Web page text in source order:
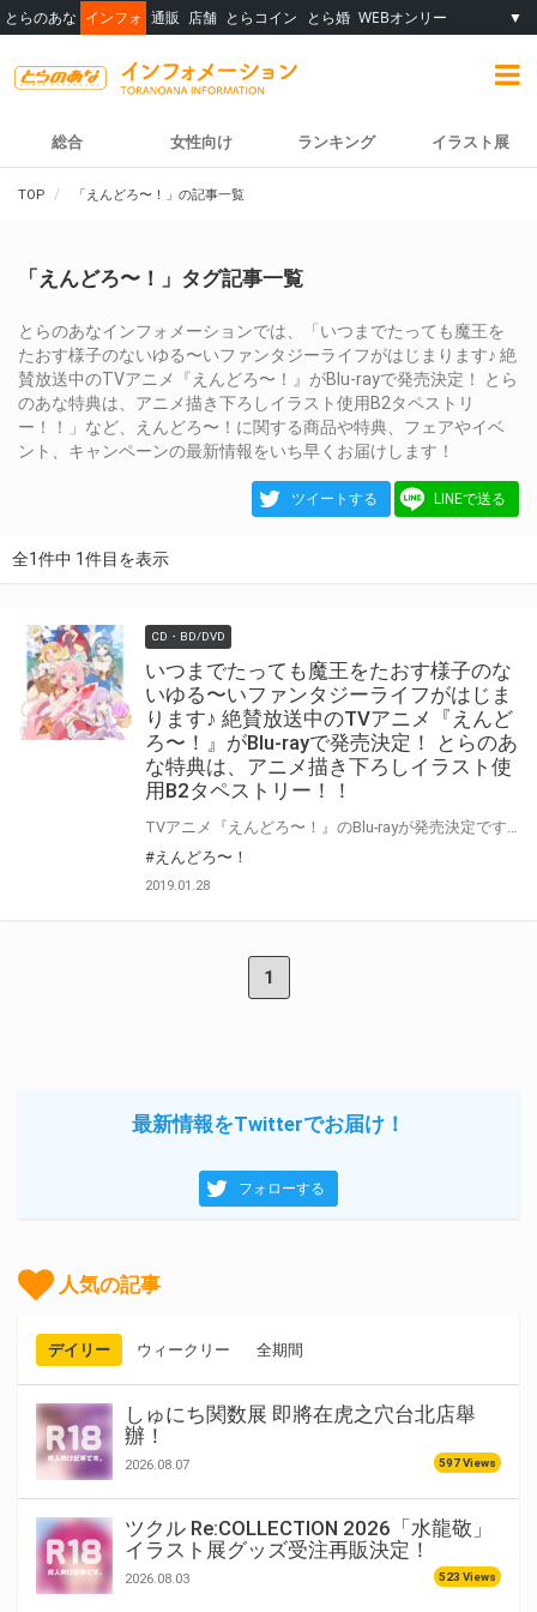
とらのあな インフォ 通販 店舗 とらコイン とら婚 WEBオンリー ▼
総合 女性向け ランキング イラスト展
TOP 「えんどろ〜！」の記事一覧
「えんどろ〜！」タグ記事一覧
とらのあなインフォメーションでは、「いつまでたっても魔王を
たおす様子のないゆる〜いファンタジーライフがはじまります♪ 絶
賛放送中のTVアニメ『えんどろ〜！』がBlu-rayで発売決定！ とら
のあな特典は、アニメ描き下ろしイラスト使用B2タペストリ
ー！！」など、えんどろ〜！に関する商品や特典、フェアやイベ
ント、キャンペーンの最新情報をいち早くお届けします！
ツイートする LINEで送る
全1件中 1件目を表示
CD・BD/DVD
いつまでたっても魔王をたおす様子のな
いゆる〜いファンタジーライフがはじま
ります♪ 絶賛放送中のTVアニメ『えんど
ろ〜！』がBlu-rayで発売決定！ とらのあ
な特典は、アニメ描き下ろしイラスト使
用B2タペストリー！！
#えんどろ〜！
2019.01.28
1
最新情報をTwitterでお届け！
フォローする
人気の記事
デイリー ウィークリー 全期間
しゅにち関数展 即將在虎之穴台北店舉
辦！
2026.08.07 597 Views
ツクル Re:COLLECTION 2026「水龍敬」
イラスト展グッズ受注再販決定！
2026.08.03 523 Views